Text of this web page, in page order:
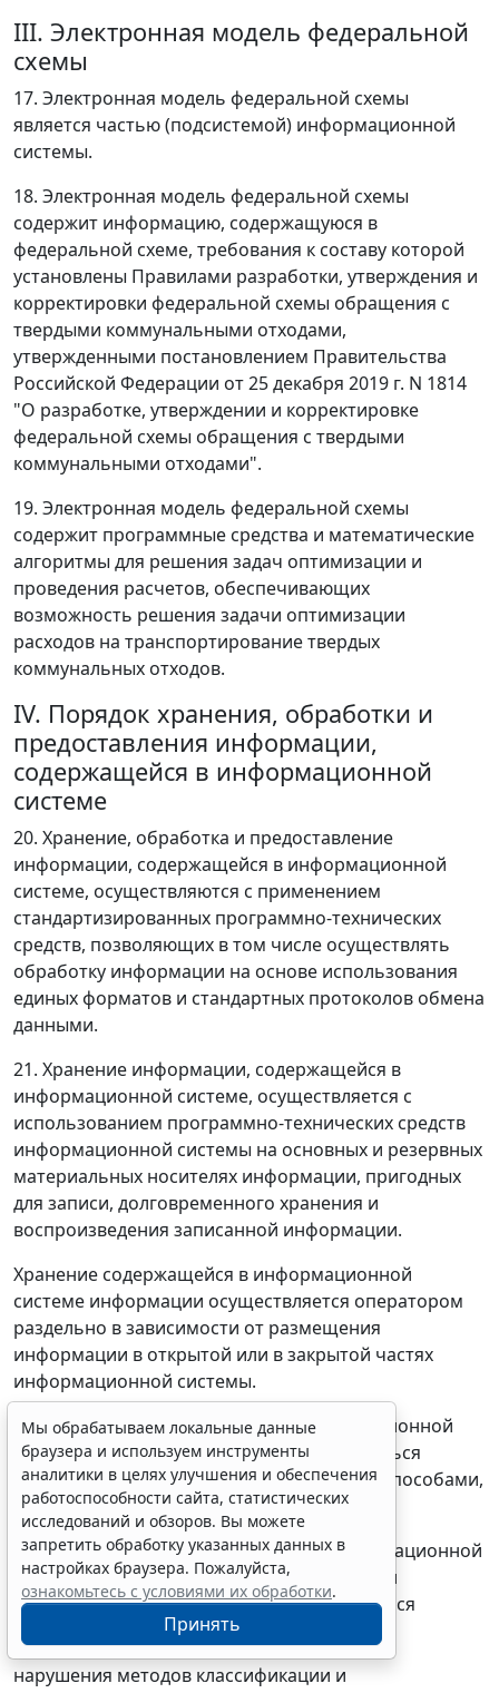
III. Электронная модель федеральной
схемы
17. Электронная модель федеральной схемы
является частью (подсистемой) информационной
системы.
18. Электронная модель федеральной схемы
содержит информацию, содержащуюся в
федеральной схеме, требования к составу которой
установлены Правилами разработки, утверждения и
корректировки федеральной схемы обращения с
твердыми коммунальными отходами,
утвержденными постановлением Правительства
Российской Федерации от 25 декабря 2019 г. N 1814
"О разработке, утверждении и корректировке
федеральной схемы обращения с твердыми
коммунальными отходами".
19. Электронная модель федеральной схемы
содержит программные средства и математические
алгоритмы для решения задач оптимизации и
проведения расчетов, обеспечивающих
возможность решения задачи оптимизации
расходов на транспортирование твердых
коммунальных отходов.
IV. Порядок хранения, обработки и
предоставления информации,
содержащейся в информационной
системе
20. Хранение, обработка и предоставление
информации, содержащейся в информационной
системе, осуществляются с применением
стандартизированных программно-технических
средств, позволяющих в том числе осуществлять
обработку информации на основе использования
единых форматов и стандартных протоколов обмена
данными.
21. Хранение информации, содержащейся в
информационной системе, осуществляется с
использованием программно-технических средств
информационной системы на основных и резервных
материальных носителях информации, пригодных
для записи, долговременного хранения и
воспроизведения записанной информации.
Хранение содержащейся в информационной
системе информации осуществляется оператором
раздельно в зависимости от размещения
информации в открытой или в закрытой частях
информационной системы.
22. Обработка содержащейся в информационной
системе информации должна осуществляться
программно-техническими средствами и способами,
не допускающими:
повреждения технических средств информационной
системы, утраты, нарушения целостности и
неизменного вида информации, являющейся
объектом обработки;
нарушения методов классификации и
Мы обрабатываем локальные данные
браузера и используем инструменты
аналитики в целях улучшения и обеспечения
работоспособности сайта, статистических
исследований и обзоров. Вы можете
запретить обработку указанных данных в
настройках браузера. Пожалуйста,
ознакомьтесь с условиями их обработки.
Принять